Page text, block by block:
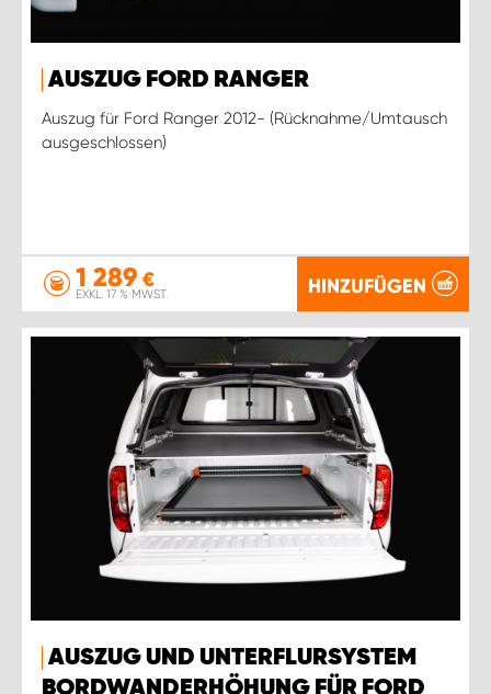
AUSZUG FORD RANGER
Auszug für Ford Ranger 2012- (Rücknahme/Umtausch
ausgeschlossen)
1 289 €
EXKL. 17 % MWST. HINZUFÜGEN
AUSZUG UND UNTERFLURSYSTEM
BORDWANDERHÖHUNG FÜR FORD